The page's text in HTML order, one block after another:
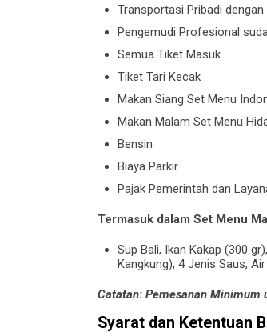
Transportasi Pribadi
Pengemudi Profesional
Semua Tiket Masuk
Tiket Tari Kecak
Makan Siang Set Menu
Makan Malam Set Menu
Bensin
Biaya Parkir
Pajak Pemerintah dan
Termasuk dalam Set Menu
Sup Bali, Ikan Kakap (300
Kangkung), 4 Jenis Saus,
Catatan: Pemesanan Minimum
Syarat dan Ketentuan